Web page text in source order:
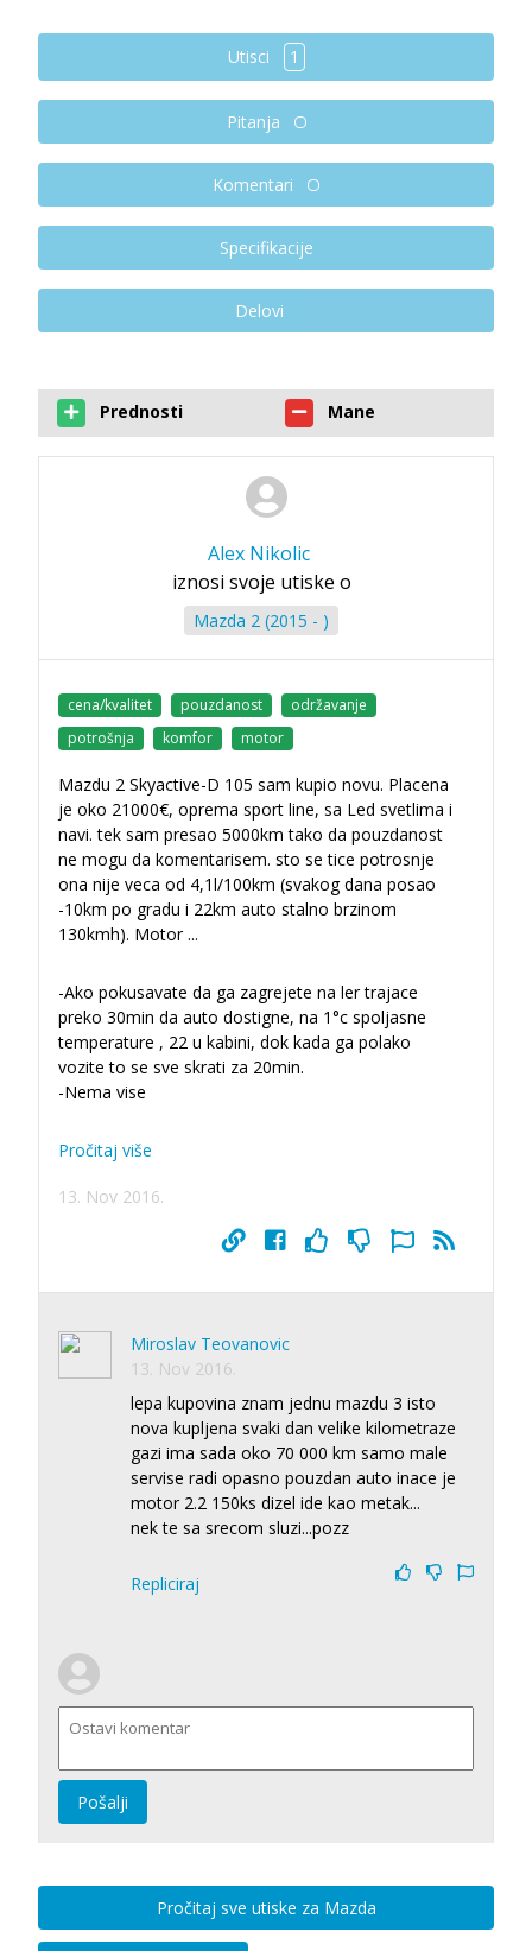
Utisci 1
Pitanja
Komentari
Specifikacije
Delovi
Prednosti Mane
Alex Nikolic
iznosi svoje utiske o
Mazda 2 (2015 - )
cena/kvalitet pouzdanost
održavanje
potrošnja
komfor motor
Mazdu 2 Skyactive-D 105 sam kupio novu. Placena
je oko 21000€, oprema sport line, sa Led svetlima i
navi. tek sam presao 5000km tako da pouzdanost
ne mogu da komentarisem. sto se tice potrosnje
ona nije veca od 4,1l/100km (svakog dana posao
-10km po gradu i 22km auto stalno brzinom
130kmh). Motor ...
-Ako pokusavate da ga zagrejete na ler trajace
preko 30min da auto dostigne, na 1°c spoljasne
temperature , 22 u kabini, dok kada ga polako
vozite to se sve skrati za 20min.
-Nema vise
Pročitaj više
13. Nov 2016.
Miroslav Teovanovic
13. Nov 2016.
lepa kupovina znam jednu mazdu 3 isto
nova kupljena svaki dan velike kilometraze
gazi ima sada oko 70 000 km samo male
servise radi opasno pouzdan auto inace je
motor 2.2 150ks dizel ide kao metak...
nek te sa srecom sluzi...pozz
Repliciraj
Pošalji
Pročitaj sve utiske za Mazda